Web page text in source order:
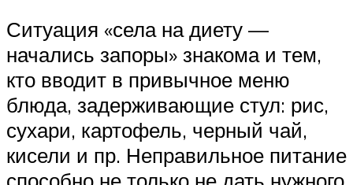
Ситуация «села на диету —
начались запоры» знакома и тем,
кто вводит в привычное меню
блюда, задерживающие стул: рис,
сухари, картофель, черный чай,
кисели и пр. Неправильное питание